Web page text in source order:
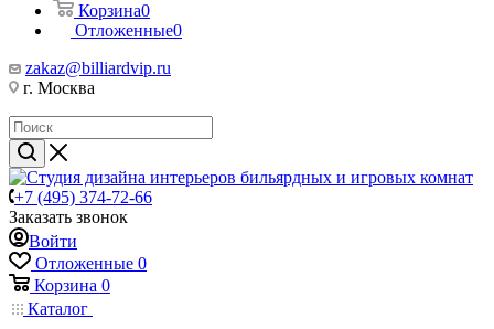
Корзина0
Отложенные0
zakaz@billiardvip.ru
г. Москва
+7 (495) 374-72-66
Заказать звонок
Войти
Отложенные 0
Корзина 0
Каталог